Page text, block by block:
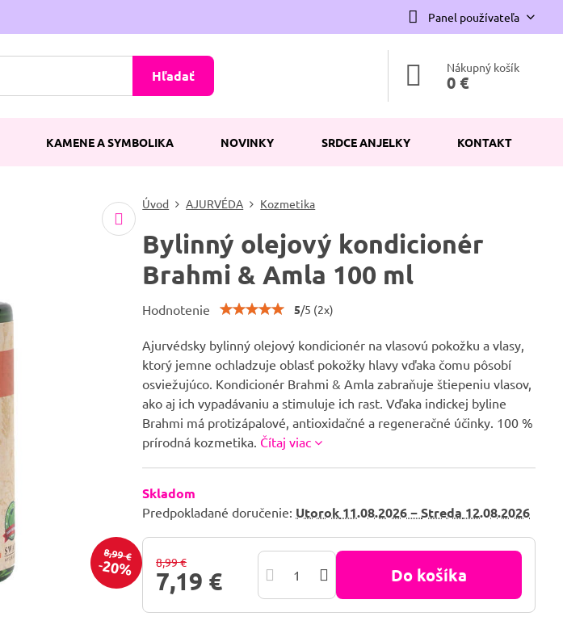
Panel používateľa
Hľadať Nákupný košík
0 €
KAMENE A SYMBOLIKA NOVINKY SRDCE ANJELKY KONTAKT
8,99 €
20%
Úvod AJURVÉDA Kozmetika
Bylinný olejový kondicionér
Brahmi & Amla 100 ml
Hodnotenie 5/5 (2x)
Ajurvédsky bylinný olejový kondicionér na vlasovú pokožku a vlasy,
ktorý jemne ochladzuje oblasť pokožky hlavy vďaka čomu pôsobí
osviežujúco. Kondicionér Brahmi & Amla zabraňuje štiepeniu vlasov,
ako aj ich vypadávaniu a stimuluje ich rast. Vďaka indickej byline
Brahmi má protizápalové, antioxidačné a regeneračné účinky. 100 %
prírodná kozmetika. Čítaj viac
Skladom
Predpokladané doručenie: Utorok 11.08.2026 −Streda 12.08.2026
8,99 €
7,19 € Do košíka